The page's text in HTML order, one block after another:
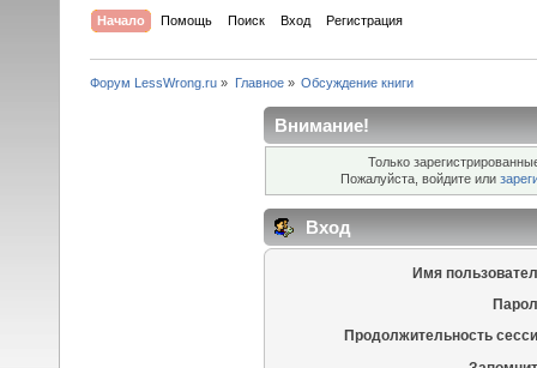
Начало Помощь Поиск Вход Регистрация
Форум LessWrong.ru » Главное» Обсуждение книги
Внимание!
Только
Пожалуйста, войдите или
Вход
Имя
Продолжительность